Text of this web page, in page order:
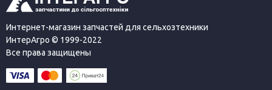
Интернет-магазин запчастей для сельхозтехники
ИнтерАгро © 1999-2022
Все права защищены